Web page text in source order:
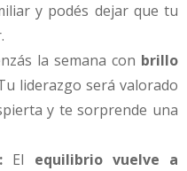
y podés dejar que tu
la semana con brillo
liderazgo será valorado
y te sorprende una
El equilibrio vuelve a